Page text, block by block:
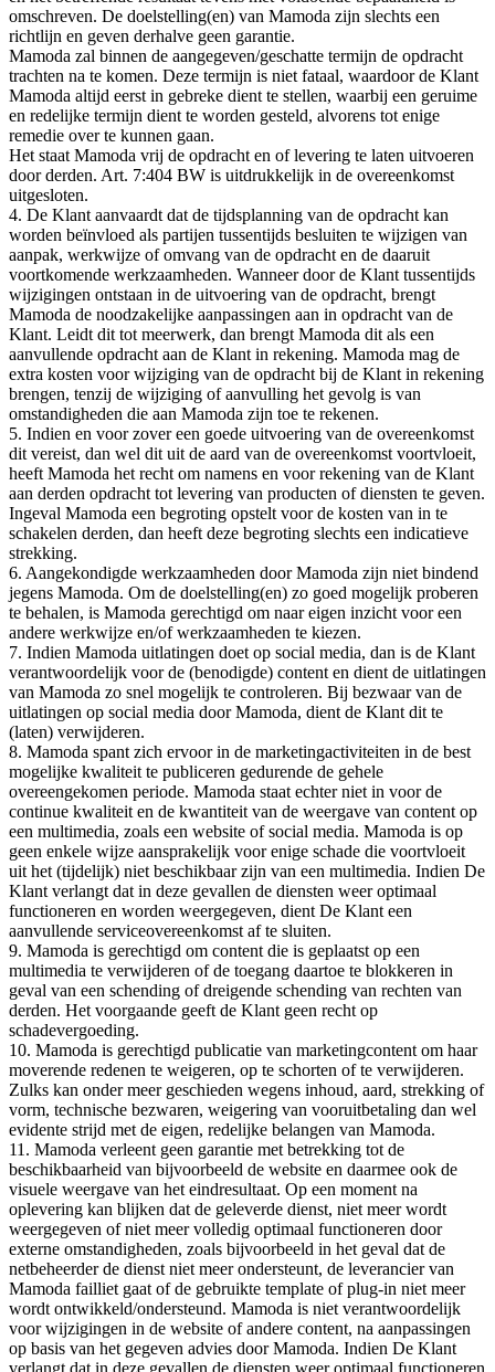
omschreven. De doelstelling(en) van Mamoda zijn slechts een
richtlijn en geven derhalve geen garantie.
Mamoda zal binnen de aangegeven/geschatte termijn de opdracht
trachten na te komen. Deze termijn is niet fataal, waardoor de Klant
Mamoda altijd eerst in gebreke dient te stellen, waarbij een geruime
en redelijke termijn dient te worden gesteld, alvorens tot enige
remedie over te kunnen gaan.
Het staat Mamoda vrij de opdracht en of levering te laten uitvoeren
door derden. Art. 7:404 BW is uitdrukkelijk in de overeenkomst
uitgesloten.
4. De Klant aanvaardt dat de tijdsplanning van de opdracht kan
worden beïnvloed als partijen tussentijds besluiten te wijzigen van
aanpak, werkwijze of omvang van de opdracht en de daaruit
voortkomende werkzaamheden. Wanneer door de Klant tussentijds
wijzigingen ontstaan in de uitvoering van de opdracht, brengt
Mamoda de noodzakelijke aanpassingen aan in opdracht van de
Klant. Leidt dit tot meerwerk, dan brengt Mamoda dit als een
aanvullende opdracht aan de Klant in rekening. Mamoda mag de
extra kosten voor wijziging van de opdracht bij de Klant in rekening
brengen, tenzij de wijziging of aanvulling het gevolg is van
omstandigheden die aan Mamoda zijn toe te rekenen.
5. Indien en voor zover een goede uitvoering van de overeenkomst
dit vereist, dan wel dit uit de aard van de overeenkomst voortvloeit,
heeft Mamoda het recht om namens en voor rekening van de Klant
aan derden opdracht tot levering van producten of diensten te geven.
Ingeval Mamoda een begroting opstelt voor de kosten van in te
schakelen derden, dan heeft deze begroting slechts een indicatieve
strekking.
6. Aangekondigde werkzaamheden door Mamoda zijn niet bindend
jegens Mamoda. Om de doelstelling(en) zo goed mogelijk proberen
te behalen, is Mamoda gerechtigd om naar eigen inzicht voor een
andere werkwijze en/of werkzaamheden te kiezen.
7. Indien Mamoda uitlatingen doet op social media, dan is de Klant
verantwoordelijk voor de (benodigde) content en dient de uitlatingen
van Mamoda zo snel mogelijk te controleren. Bij bezwaar van de
uitlatingen op social media door Mamoda, dient de Klant dit te
(laten) verwijderen.
8. Mamoda spant zich ervoor in de marketingactiviteiten in de best
mogelijke kwaliteit te publiceren gedurende de gehele
overeengekomen periode. Mamoda staat echter niet in voor de
continue kwaliteit en de kwantiteit van de weergave van content op
een multimedia, zoals een website of social media. Mamoda is op
geen enkele wijze aansprakelijk voor enige schade die voortvloeit
uit het (tijdelijk) niet beschikbaar zijn van een multimedia. Indien De
Klant verlangt dat in deze gevallen de diensten weer optimaal
functioneren en worden weergegeven, dient De Klant een
aanvullende serviceovereenkomst af te sluiten.
9. Mamoda is gerechtigd om content die is geplaatst op een
multimedia te verwijderen of de toegang daartoe te blokkeren in
geval van een schending of dreigende schending van rechten van
derden. Het voorgaande geeft de Klant geen recht op
schadevergoeding.
10. Mamoda is gerechtigd publicatie van marketingcontent om haar
moverende redenen te weigeren, op te schorten of te verwijderen.
Zulks kan onder meer geschieden wegens inhoud, aard, strekking of
vorm, technische bezwaren, weigering van vooruitbetaling dan wel
evidente strijd met de eigen, redelijke belangen van Mamoda.
11. Mamoda verleent geen garantie met betrekking tot de
beschikbaarheid van bijvoorbeeld de website en daarmee ook de
visuele weergave van het eindresultaat. Op een moment na
oplevering kan blijken dat de geleverde dienst, niet meer wordt
weergegeven of niet meer volledig optimaal functioneren door
externe omstandigheden, zoals bijvoorbeeld in het geval dat de
netbeheerder de dienst niet meer ondersteunt, de leverancier van
Mamoda failliet gaat of de gebruikte template of plug-in niet meer
wordt ontwikkeld/ondersteund. Mamoda is niet verantwoordelijk
voor wijzigingen in de website of andere content, na aanpassingen
op basis van het gegeven advies door Mamoda. Indien De Klant
verlangt dat in deze gevallen de diensten weer optimaal functioneren